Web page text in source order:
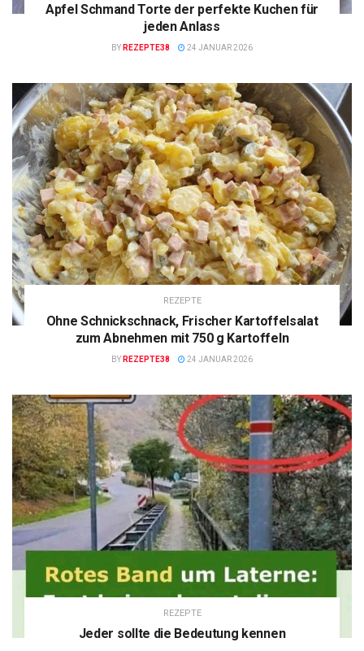
Apfel Schmand Torte der perfekte Kuchen für
jeden Anlass
BY REZEPTE38 24 JANUAR 2026
REZEPTE
Ohne Schnickschnack, Frischer Kartoffelsalat
zum Abnehmen mit 750 g Kartoffeln
BY REZEPTE38 24 JANUAR 2026
REZEPTE
Jeder sollte die Bedeutung kennen